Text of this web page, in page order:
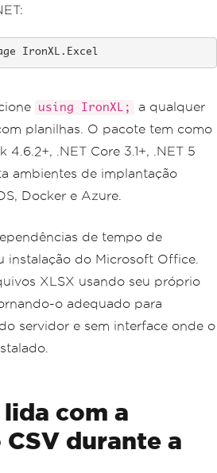
IronXL.Excel
using IronXL;
a qualquer
planilhas. O pacote tem como
4.6.2+, .NET Core 3.1+, .NET 5
ambientes de implantação
Docker e Azure.
de tempo de
instalação do Microsoft Office.
XLSX usando seu próprio
o adequado para
servidor e sem interface onde o
com a
durante a